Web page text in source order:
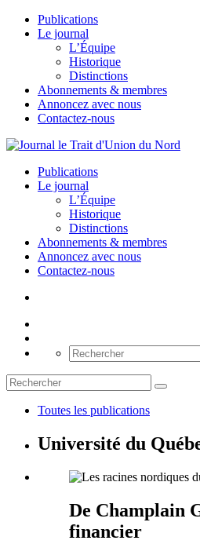
Publications
Le journal
L’Équipe
Historique
Distinctions
Abonnements & membres
Annoncez avec nous
Contactez-nous
Publications
Le journal
L’Équipe
Historique
Distinctions
Abonnements & membres
Annoncez avec nous
Contactez-nous
Toutes les publications
Université du
De Champlain
financier